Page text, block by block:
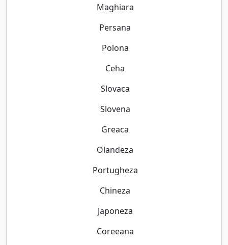
Maghiara
Persana
Polona
Ceha
Slovaca
Slovena
Greaca
Olandeza
Portugheza
Chineza
Japoneza
Coreeana